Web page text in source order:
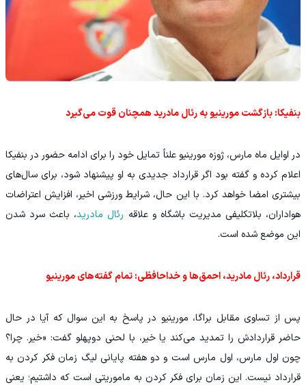
بنفیکا: بازگشت مورینیو به رئال مادرید همچنان قوت می‌گیرد
در اوایل ماه مارس، ژوزه مورینیو علناً تمایل خود را برای ادامه حضور در بنفیکا
اعلام کرده و گفته بود اگر قرارداد جدیدی به او پیشنهاد شود، برای سال‌های
بیشتری امضا خواهد کرد. با این حال، شرایط ورزشی اخیر، افزایش اعتراضات
هواداران، بلاتکلیفی مدیریت باشگاه و علاقه رئال مادرید، باعث سرد شدن
این موضع شده است.
قرارداد، رئال مادرید، احمق‌ها و خداحافظی: تمام گفته‌های مورینیو
پس از تساوی مقابل براگا، مورینیو در پاسخ به این سوال که آیا در حال
حاضر قراردادش را تمدید می‌کند یا خیر، با لحنی دوپهلو گفت: «خیر. چرا؟
چون اول مارس، اول مارس است و دو هفته پایانی لیگ زمان فکر کردن به
قرارداد نیست. این زمان برای فکر کردن به ماموریتی است که داشتیم؛ یعنی